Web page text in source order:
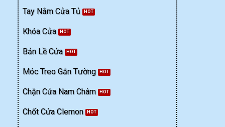
Tay Nắm Cửa Tủ
Khóa Cửa
Bản Lề Cửa
Móc Treo Gắn Tường
Chặn Cửa Nam Châm
Chốt Cửa Clemon